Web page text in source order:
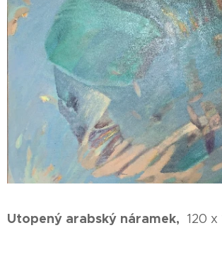
Utopený arabský náramek, 120 x